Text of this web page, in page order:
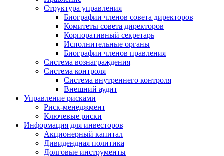
Структура управления
Биографии членов совета директоров
Комитеты совета директоров
Корпоративный секретарь
Исполнительные органы
Биографии членов правления
Система вознаграждения
Система контроля
Система внутреннего контроля
Внешний аудит
Управление рисками
Риск-менеджмент
Ключевые риски
Информация для инвесторов
Акционерный капитал
Дивидендная политика
Долговые инструменты